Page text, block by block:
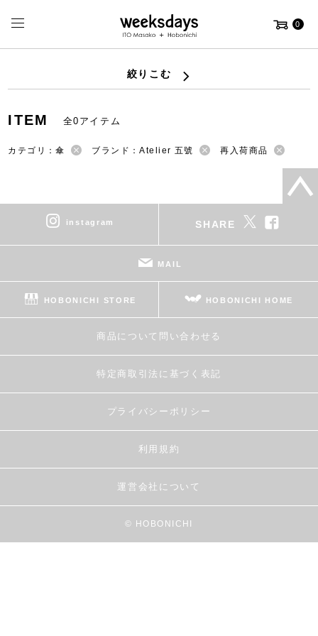
0
絞りこむ
ITEM 全0アイテム
カテゴリ：傘 ブランド：Atelier 五號 再入荷商品
instagram SHARE
MAIL
HOBONICHI STORE HOBONICHI HOME
商品について問い合わせる
特定商取引法に基づく表記
プライバシーポリシー
利用規約
運営会社について
© HOBONICHI